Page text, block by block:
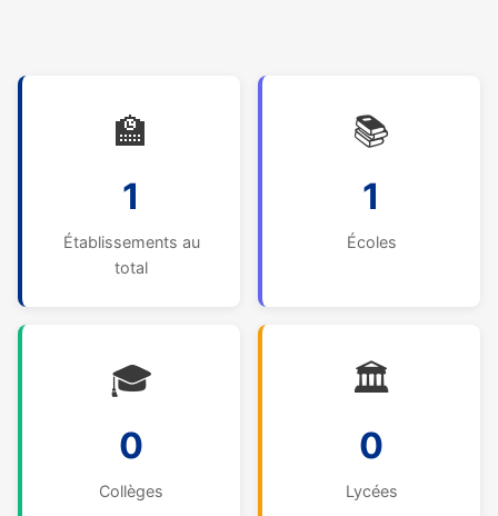
🏫
1
Établissements au
total
📚
1
Écoles
🎓
0
Collèges
🏛️
0
Lycées